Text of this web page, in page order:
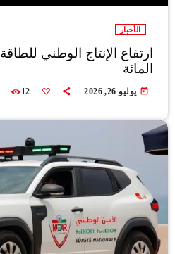
الأخبار
المائة
today يوليو 26, 2026 12